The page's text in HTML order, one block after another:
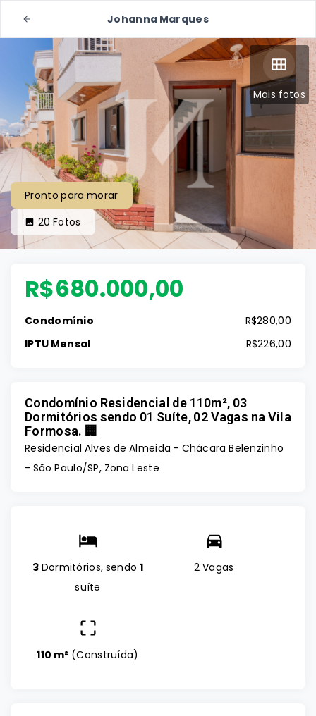
Johanna Marques
Mais fotos
Pronto para morar
20 Fotos
R$680.000,00
Condomínio
R$280,00
IPTU Mensal
R$226,00
Condomínio Residencial de 110m², 03
Dormitórios sendo 01 Suíte, 02 Vagas na Vila
Formosa. 🏢
Residencial Alves de Almeida - Chácara Belenzinho
- São Paulo/SP, Zona Leste
3 Dormitórios, sendo 1
suíte
2 Vagas
110 m² (Construída)